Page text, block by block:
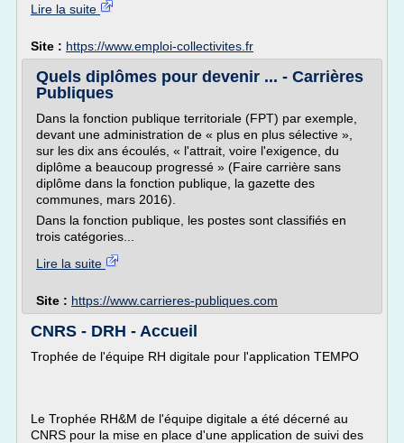
Lire la suite
Site : https://www.emploi-collectivites.fr
Quels diplômes pour devenir ... - Carrières
Publiques
Dans la fonction publique territoriale (FPT) par exemple,
devant une administration de « plus en plus sélective »,
sur les dix ans écoulés, « l'attrait, voire l'exigence, du
diplôme a beaucoup progressé » (Faire carrière sans
diplôme dans la fonction publique, la gazette des
communes, mars 2016).
Dans la fonction publique, les postes sont classifiés en
trois catégories...
Lire la suite
Site : https://www.carrieres-publiques.com
CNRS - DRH - Accueil
Trophée de l'équipe RH digitale pour l'application TEMPO
Le Trophée RH&M de l'équipe digitale a été décerné au
CNRS pour la mise en place d'une application de suivi des